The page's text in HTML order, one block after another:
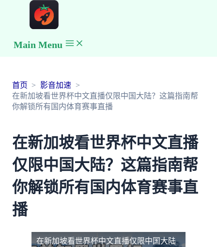
Main Menu
首页
影音加速
在新加坡看世界杯中文直播仅限中国大陆？这篇指南帮
你解锁所有国内体育赛事直播
在新加坡看世界杯中文直播
仅限中国大陆？这篇指南帮
你解锁所有国内体育赛事直
播
在新加坡看世界杯中文直播仅限中国大陆